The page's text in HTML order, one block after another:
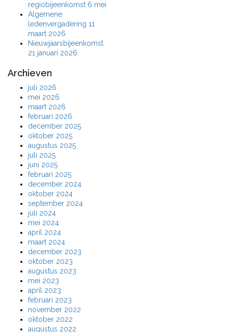
regiobijeenkomst 6 mei
Algemene
ledenvergadering 11
maart 2026
Nieuwjaarsbijeenkomst
21 januari 2026
Archieven
juli 2026
mei 2026
maart 2026
februari 2026
december 2025
oktober 2025
augustus 2025
juli 2025
juni 2025
februari 2025
december 2024
oktober 2024
september 2024
juli 2024
mei 2024
april 2024
maart 2024
december 2023
oktober 2023
augustus 2023
mei 2023
april 2023
februari 2023
november 2022
oktober 2022
augustus 2022